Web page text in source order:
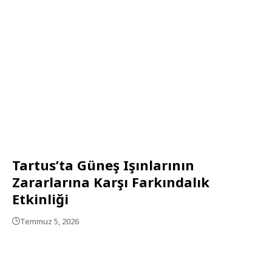
Tartus’ta Güneş Işınlarının
Zararlarına Karşı Farkındalık
Etkinliği
Temmuz 5, 2026